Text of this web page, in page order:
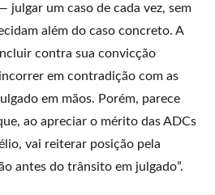
julgar um caso de cada vez, sem
além do caso concreto. A
contra sua convicção
em contradição com as
em mãos. Porém, parece
ao apreciar o mérito das ADCs
vai reiterar posição pela
antes do trânsito em julgado”.